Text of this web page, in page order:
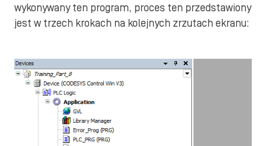
wykonywany ten program, proces ten przedstawiony
jest w trzech krokach na kolejnych zrzutach ekranu: